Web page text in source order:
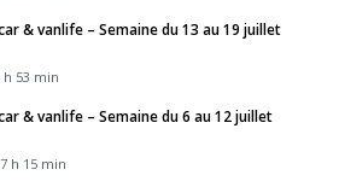
& vanlife – Semaine du 13 au 19 juillet
h 53 min
& vanlife – Semaine du 6 au 12 juillet
h 15 min